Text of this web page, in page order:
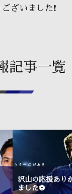
ざいました❗️
記事一覧
沢山の応援あり
ました⚽